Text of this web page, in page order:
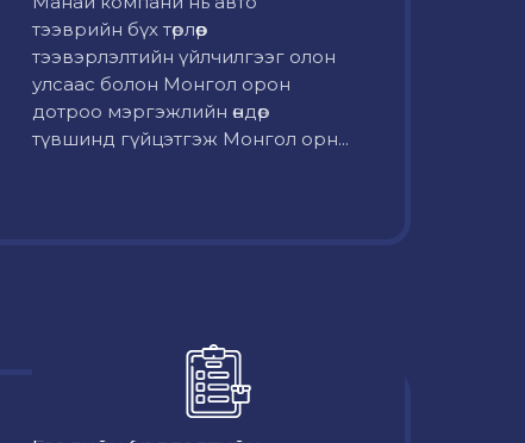
тээврийн бүх төрлөөр
тээвэрлэлтийн үйлчилгээг олон
улсаас болон Монгол орон
дотроо мэргэжлийн өндөр
түвшинд гүйцэтгэж Монгол орн...